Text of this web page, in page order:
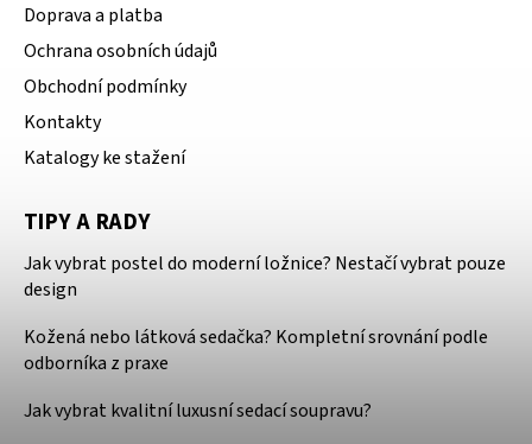
Doprava a platba
Ochrana osobních údajů
Obchodní podmínky
Kontakty
Katalogy ke stažení
TIPY A RADY
Jak vybrat postel do moderní ložnice? Nestačí vybrat pouze
design
Kožená nebo látková sedačka? Kompletní srovnání podle
odborníka z praxe
Jak vybrat kvalitní luxusní sedací soupravu?